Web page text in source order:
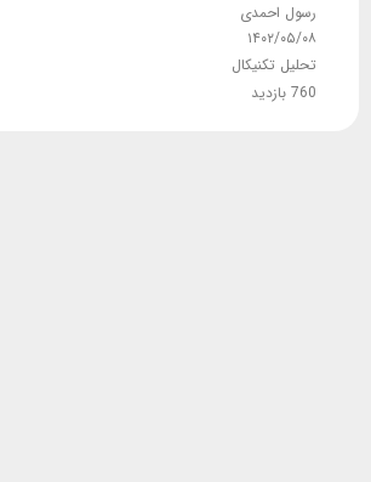
رسول احمدی
۱۴۰۲/۰۵/۰۸
تحلیل تکنیکال
760 بازدید